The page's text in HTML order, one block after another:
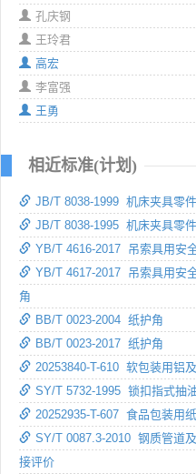
孔庆钢
王玲君
高宏
李富强
王勇
相近标准(计划)
JB/T 8038-1999 机床夹具零
JB/T 8038-1995 机床夹具零
YB/T 4616-2017 吊索具用安
YB/T 4617-2017 吊索具用安
角
BB/T 0023-2004 纸护角
BB/T 0023-2017 纸护角
20253840-T-610 软包装用铝
SY/T 5732-1995 锁扣指式抽
20252935-T-607 食品包装用
SY/T 0087.3-2010 钢质管道
接评价